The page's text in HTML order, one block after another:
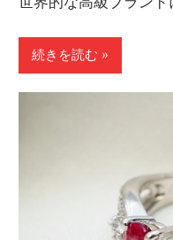
続きを読む